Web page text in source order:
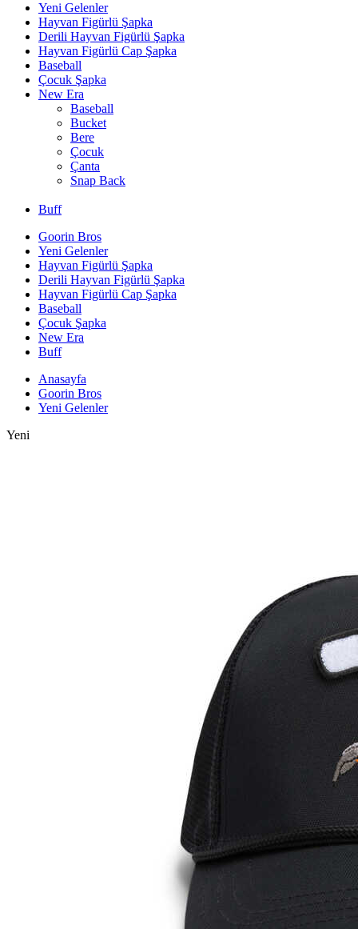
Yeni Gelenler
Hayvan Figürlü Şapka
Derili Hayvan Figürlü Şapka
Hayvan Figürlü Cap Şapka
Baseball
Çocuk Şapka
New Era
Baseball
Bucket
Bere
Çocuk
Çanta
Snap Back
Buff
Goorin Bros
Yeni Gelenler
Hayvan Figürlü Şapka
Derili Hayvan Figürlü Şapka
Hayvan Figürlü Cap Şapka
Baseball
Çocuk Şapka
New Era
Buff
Anasayfa
Goorin Bros
Yeni Gelenler
Yeni